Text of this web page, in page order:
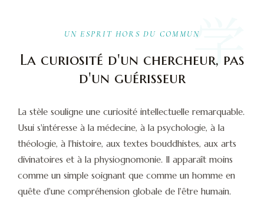
学
UN ESPRIT HORS DU COMMUN
La curiosité d'un chercheur, pas
d'un guérisseur
La stèle souligne une curiosité intellectuelle remarquable.
Usui s'intéresse à la médecine, à la psychologie, à la
théologie, à l'histoire, aux textes bouddhistes, aux arts
divinatoires et à la physiognomonie. Il apparaît moins
comme un simple soignant que comme un homme en
quête d'une compréhension globale de l'être humain.